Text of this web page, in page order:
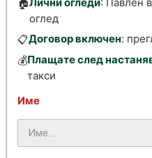
оглед
📋Договор включен:
💰Плащате след
такси
Име